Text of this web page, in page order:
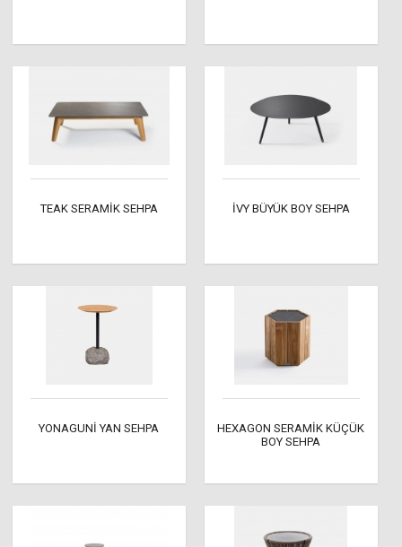
TEAK SERAMİK SEHPA İVY BÜYÜK BOY SEHPA
YONAGUNİ YAN SEHPA
HEXAGON SERAMİK KÜÇÜK
BOY SEHPA